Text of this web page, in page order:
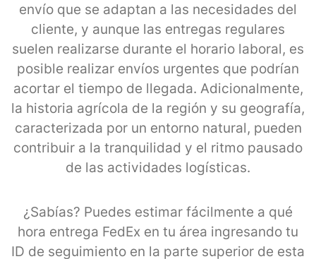
envío que se adaptan a las necesidades del
cliente, y aunque las entregas regulares
suelen realizarse durante el horario laboral, es
posible realizar envíos urgentes que podrían
acortar el tiempo de llegada. Adicionalmente,
la historia agrícola de la región y su geografía,
caracterizada por un entorno natural, pueden
contribuir a la tranquilidad y el ritmo pausado
de las actividades logísticas.
¿Sabías? Puedes estimar fácilmente a qué
hora entrega FedEx en tu área ingresando tu
ID de seguimiento en la parte superior de esta